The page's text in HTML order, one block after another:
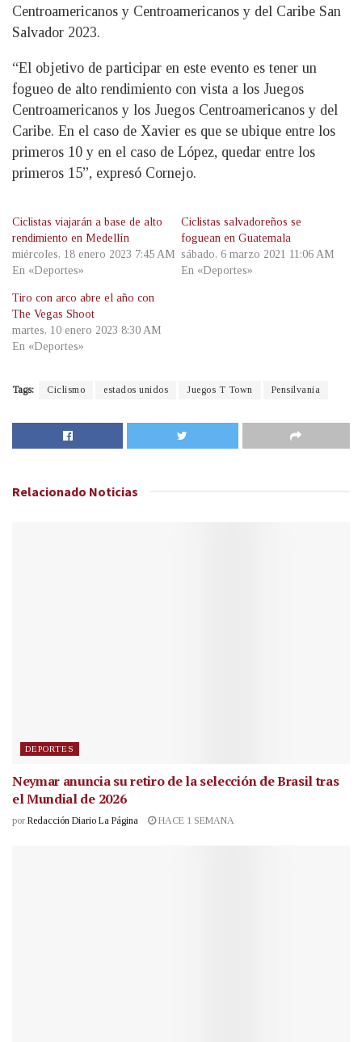
Centroamericanos y Centroamericanos y del Caribe San
Salvador 2023.
“El objetivo de participar en este evento es tener un
fogueo de alto rendimiento con vista a los Juegos
Centroamericanos y los Juegos Centroamericanos y del
Caribe. En el caso de Xavier es que se ubique entre los
primeros 10 y en el caso de López, quedar entre los
primeros 15”, expresó Cornejo.
Ciclistas viajarán a base de alto
rendimiento en Medellín
miércoles, 18 enero 2023 7:45 AM
En «Deportes»
Ciclistas salvadoreños se
foguean en Guatemala
sábado, 6 marzo 2021 11:06 AM
En «Deportes»
Tiro con arco abre el año con
The Vegas Shoot
martes, 10 enero 2023 8:30 AM
En «Deportes»
Tags: Ciclismo estados unidos Juegos T Town Pensilvania
Relacionado Noticias
DEPORTES
Neymar anuncia su retiro de la selección de Brasil tras
el Mundial de 2026
por Redacción Diario La Página HACE 1 SEMANA